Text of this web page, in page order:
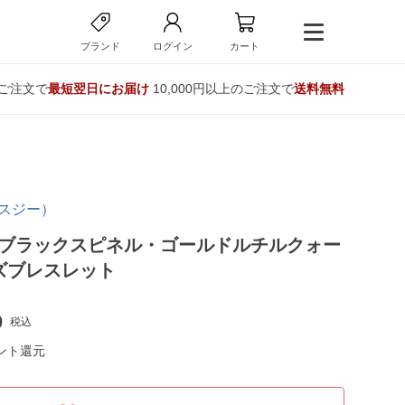
ブランド ログイン カート
注文で最短翌日にお届け10,000円以上のご注文で送料無料
ジー）
ラックスピネル・ゴールドルチルクォー
ブレスレット
税込
ト還元